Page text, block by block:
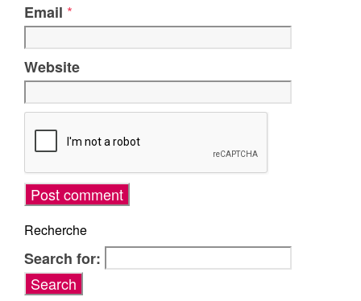
Email *
Website
Recherche
Search for: